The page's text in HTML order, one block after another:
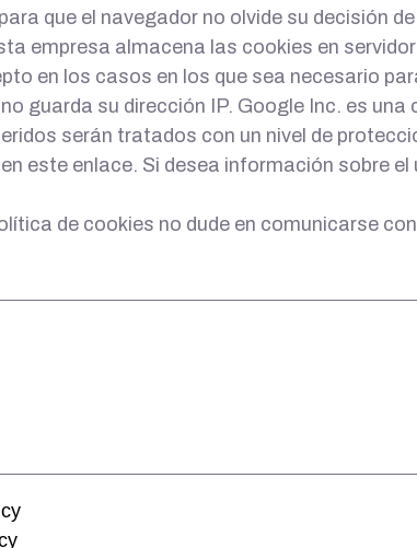
que el navegador no olvide su decisión
empresa almacena las cookies en
en los casos en los que sea necesario
guarda su dirección IP. Google Inc. es
serán tratados con un nivel de
este enlace. Si desea información sobre el
de cookies no dude en comunicarse